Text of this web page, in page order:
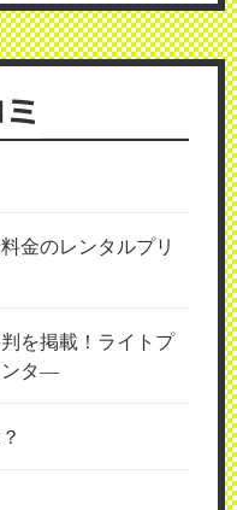
金のレンタルプリ
を掲載！ライトプ
ンタ―